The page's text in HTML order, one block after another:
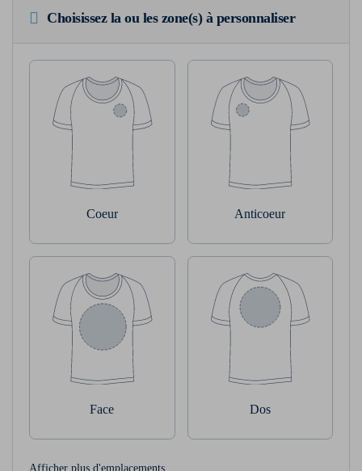
Choisissez la ou les zone(s) à personnaliser
Coeur Anticoeur
Face Dos
Afficher plus d'emplacements